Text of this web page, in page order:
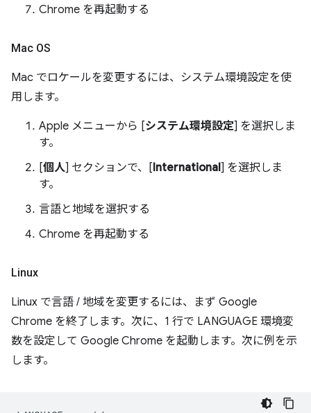
Chrome を再起動する
Mac OS
Mac でロケールを変更するには、システム環境設定を使
用します。
Apple メニューから [システム環境設定] を選択しま
す。
[個人] セクションで、[International] を選択しま
す。
言語と地域を選択する
Chrome を再起動する
Linux
Linux で言語 / 地域を変更するには、まず Google
Chrome を終了します。次に、1 行で LANGUAGE 環境変
数を設定して Google Chrome を起動します。次に例を示
します。